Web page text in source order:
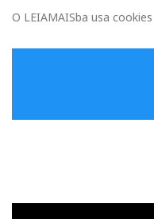
O LEIAMAISba usa